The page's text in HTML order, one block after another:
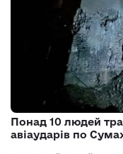
Понад 10 людей
авіаударів по